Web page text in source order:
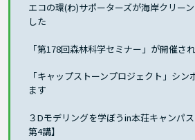
エコの環(わ)サポーターズが海岸クリー
した
「第178回森林科学セミナー」が開催さ
「キャップストーンプロジェクト」シン
ます
３Dモデリングを学ぼうin本荘キャンパ
第4講】